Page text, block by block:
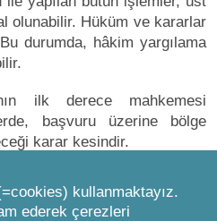
olunabilir. Hüküm ve kararlar
durumda, hâkim yargılama
ilk derece mahkemesi
başvuru üzerine bölge
karar kesindir.
kullanmaktayız.
ederek çerezleri